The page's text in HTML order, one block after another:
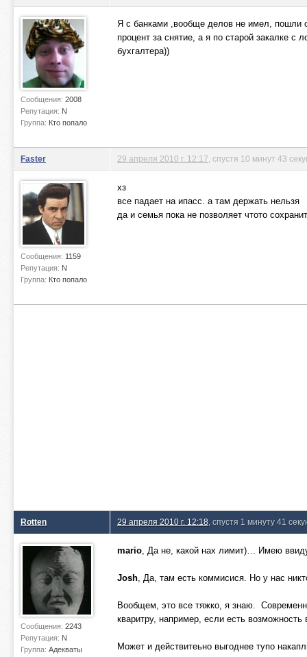
Сообщения: 2008
Репутация: N
Группа: Кто попало
Я с банками ,вообще делов не имел, пошли
процент за снятие, а я по старой закалке с
бухгалтера))
Faster
Сообщения: 1159
Репутация: N
Группа: Кто попало
29 апреля 2010 г. 12:17 , спустя 10 минут 43
хз
все падает на ипасс. а там держать нельзя
да и семья пока не позволяет чтото
Rotten
Сообщения: 2243
Репутация: N
Группа: Адекваты
29 апреля 2010 г. 12:18 , спустя 1 минуту 41
mario, Да не, какой нах лимит)… Имею
Josh, Да, там есть коммисися. Но у нас
Вообщем, это все тяжко, я знаю.
кваритру, например, если есть возможность
Может и действитеьно выгоднее тупо